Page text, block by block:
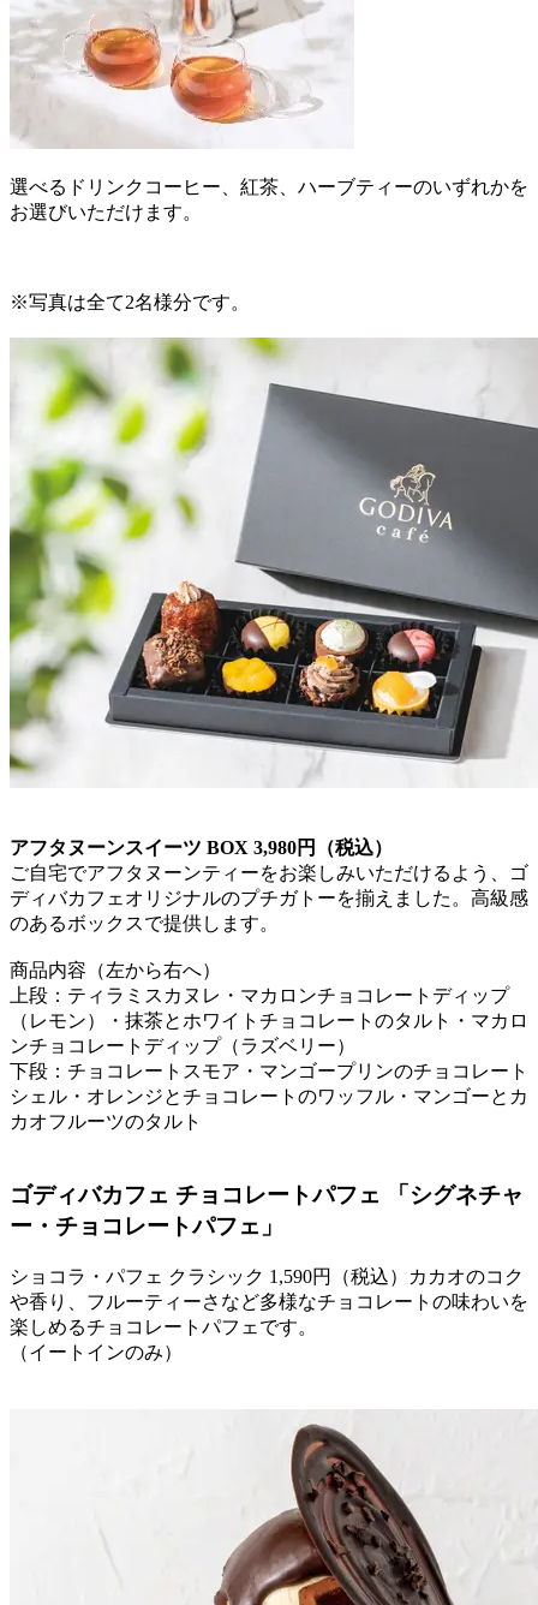
選べるドリンクコーヒー、紅茶、ハーブティーのいずれかを
お選びいただけます。
※写真は全て2名様分です。
アフタヌーンスイーツ BOX 3,980円（税込）
ご自宅でアフタヌーンティーをお楽しみいただけるよう、ゴ
ディバカフェオリジナルのプチガトーを揃えました。高級感
のあるボックスで提供します。
商品内容（左から右へ）
上段：ティラミスカヌレ・マカロンチョコレートディップ
（レモン）・抹茶とホワイトチョコレートのタルト・マカロ
ンチョコレートディップ（ラズベリー）
下段：チョコレートスモア・マンゴープリンのチョコレート
シェル・オレンジとチョコレートのワッフル・マンゴーとカ
カオフルーツのタルト
ゴディバカフェ チョコレートパフェ 「シグネチャ
ー・チョコレートパフェ」
ショコラ・パフェ クラシック 1,590円（税込）カカオのコク
や香り、フルーティーさなど多様なチョコレートの味わいを
楽しめるチョコレートパフェです。
（イートインのみ）